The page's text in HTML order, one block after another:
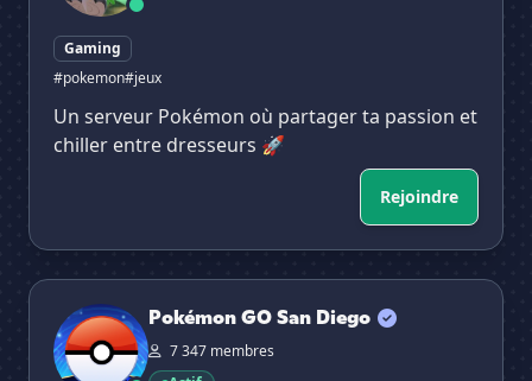
Gaming
#pokemon#jeux
Un serveur Pokémon où partager ta passion et
chiller entre dresseurs 🚀
Rejoindre
Pokémon GO San Diego
Pokémon GO San Diego
7 347 membres